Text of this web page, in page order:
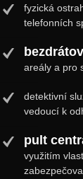
fyzická
telefonních
areály a pro
detektivní
vedoucí k
pult
využitím